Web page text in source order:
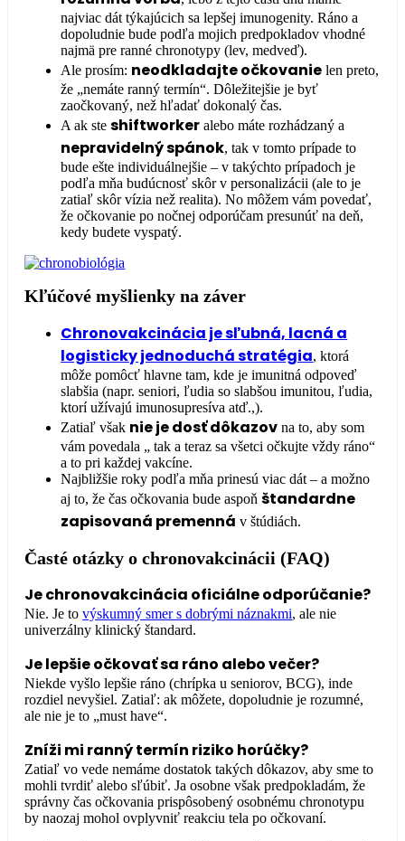
najviac dát týkajúcich sa lepšej imunogenity. Ráno a
dopoludnie bude podľa mojich predpokladov vhodné
najmä pre ranné chronotypy (lev, medveď).
Ale prosím: neodkladajte očkovanie len preto,
že „nemáte ranný termín“. Dôležitejšie je byť
zaočkovaný, než hľadať dokonalý čas.
A ak steshiftworker alebo máte rozhádzaný a
nepravidelný spánok, tak v tomto prípade to
bude ešte individuálnejšie – v takýchto prípadoch je
podľa mňa budúcnosť skôr v personalizácii (ale to je
zatiaľ skôr vízia než realita). No môžem vám povedať,
že očkovanie po nočnej odporúčam presunúť na deň,
kedy budete vyspatý.
Kľúčové myšlienky na záver
Chronovakcinácia je sľubná, lacná a
logisticky jednoduchá stratégia, ktorá
môže pomôcť hlavne tam, kde je imunitná odpoveď
slabšia (napr. seniori, ľudia so slabšou imunitou, ľudia,
ktorí užívajú imunosupresíva atď.,).
Zatiaľ však nie je dosť dôkazov na to, aby som
vám povedala „ tak a teraz sa všetci očkujte vždy ráno“
a to pri každej vakcíne.
Najbližšie roky podľa mňa prinesú viac dát – a možno
aj to, že čas očkovania bude aspoňštandardne
zapisovaná premenná v štúdiách.
Časté otázky o chronovakcinácii (FAQ)
Je chronovakcinácia oficiálne odporúčanie?
Nie. Je tovýskumný smer s dobrými náznakmi, ale nie
univerzálny klinický štandard.
Je lepšie očkovať sa ráno alebo večer?
Niekde vyšlo lepšie ráno (chrípka u seniorov, BCG), inde
rozdiel nevyšiel. Zatiaľ: ak môžete, dopoludnie je rozumné,
ale nie je to „must have“.
Zníži mi ranný termín riziko horúčky?
Zatiaľ vo vede nemáme dostatok takých dôkazov, aby sme to
mohli tvrdiť alebo sľúbiť. Ja osobne však predpokladám, že
správny čas očkovania prispôsobený osobnému chronotypu
by naozaj mohol ovplyvniť reakciu tela po očkovaní.